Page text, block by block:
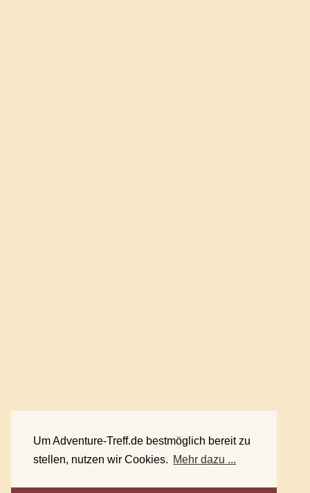
Um Adventure-Treff.de bestmöglich bereit zu
stellen, nutzen wir Cookies. Mehr dazu ...